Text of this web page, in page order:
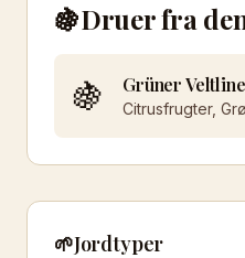
🍇Druer fra
🍇 Grüner
Citrusfrugter,
🌱Jordtyper